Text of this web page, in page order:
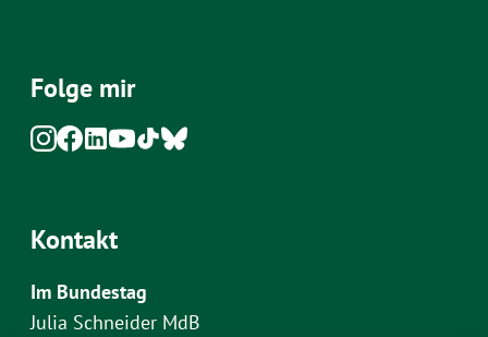
Folge mir
Kontakt
Im Bundestag
Julia Schneider MdB